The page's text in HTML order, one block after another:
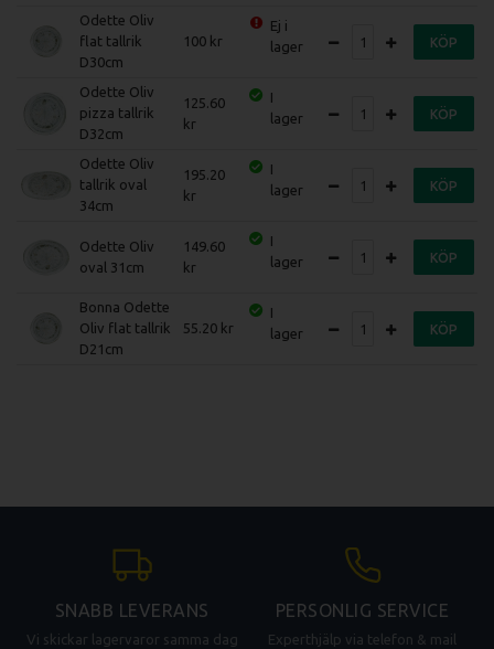
Odette Oliv
flat tallrik
D30cm
100
Ej i
lager
KÖP
Odette Oliv
pizza tallrik
D32cm
125.60
I
lager
KÖP
Odette Oliv
tallrik oval
34cm
195.20
I
lager
KÖP
Odette Oliv
oval 31cm
149.60
I
lager
KÖP
Bonna Odette
Oliv flat tallrik
D21cm
55.20
I
lager
KÖP
SNABB LEVERANS
Vi skickar lagervaror samma dag
PERSONLIG SERVICE
Experthjälp via telefon & mail